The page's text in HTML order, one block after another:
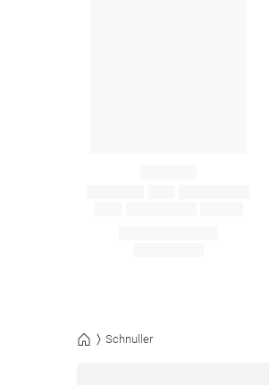
Schnuller